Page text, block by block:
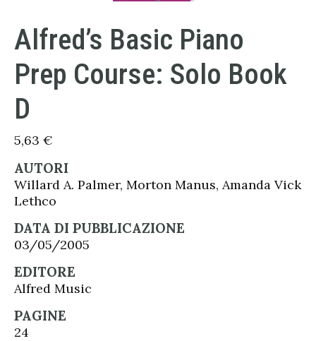
Alfred’s Basic Piano
Prep Course: Solo Book
D
5,63 €
AUTORI
Willard A. Palmer, Morton Manus, Amanda Vick
Lethco
DATA DI PUBBLICAZIONE
03/05/2005
EDITORE
Alfred Music
PAGINE
24